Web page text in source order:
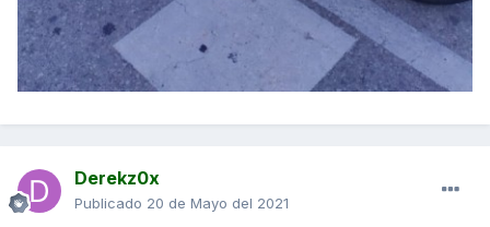
Derekz0x
Publicado 20 de Mayo del 2021